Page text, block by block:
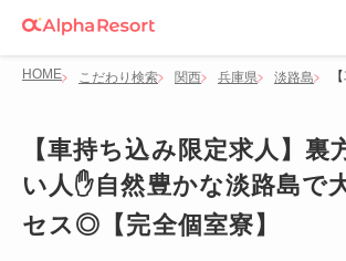
HOME こだわり検索 関西 兵庫県 淡路島
【車持ち込み限定求人】裏
い人✋自然豊かな淡路島で
セス◎【完全個室寮】